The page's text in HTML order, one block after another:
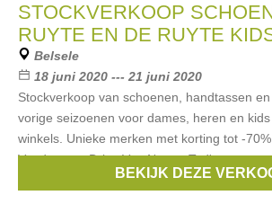
STOCKVERKOOP
RUYTE EN DE RUYTE
Belsele
18 juni 2020 --- 21 juni 2020
Stockverkoop van schoenen, handtassen
vorige seizoenen voor dames, heren en
winkels. Unieke merken met korting tot -70%
Vandevorst, Dries Van Noten; Tod's,
Rondinella,Pepe,Chie Mihara
BEKIJK DEZE